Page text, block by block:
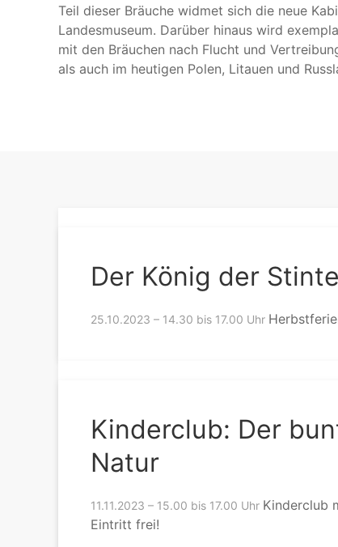
Teil dieser Bräuche widmet sich die neue
Landesmuseum. Darüber hinaus wird
mit den Bräuchen nach Flucht und
als auch im heutigen Polen, Litauen und
Der König der Stinte
25.10.2023 – 14.30 bis 17.00 Uhr
Kinderclub: Der
Natur
11.11.2023 – 15.00 bis 17.00 Uhr Kinderclub
Eintritt frei!